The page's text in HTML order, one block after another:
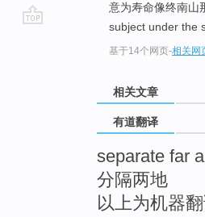
意为寿命像终南山
subject under the
基于14个网页-相关网
相关文章
有道翻译
separate far
分隔两地
以上为机器